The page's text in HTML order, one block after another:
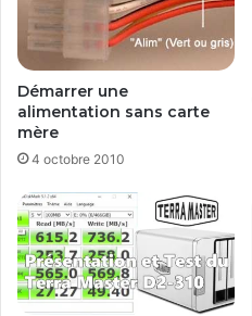
Démarrer une
alimentation sans carte
mère
4 octobre 2010